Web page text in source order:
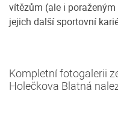
vítězům (ale i
jejich další sportovní
Kompletní fotogalerii
Holečkova Blatná